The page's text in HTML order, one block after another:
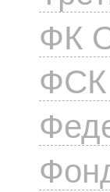
ФК
ФСК